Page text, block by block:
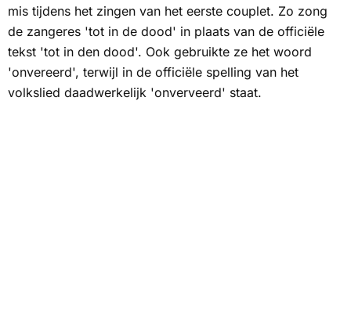
mis tijdens het zingen van het eerste couplet. Zo zong
de zangeres 'tot in de dood' in plaats van de officiële
tekst 'tot in den dood'. Ook gebruikte ze het woord
'onvereerd', terwijl in de officiële spelling van het
volkslied daadwerkelijk 'onverveerd' staat.